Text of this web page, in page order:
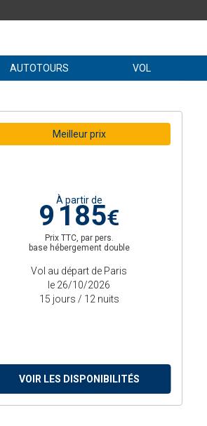
AUTOTOURS VOL
Meilleur prix
À partir de
9 185€
Prix TTC, par pers.
base hébergement double
Vol au départ de Paris
le 26/10/2026
15 jours / 12 nuits
VOIR LES DISPONIBILITÉS